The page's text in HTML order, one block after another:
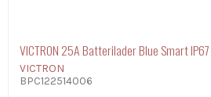
VICTRON 25A Batterilader Blue Smart
VICTRON
BPC122514006